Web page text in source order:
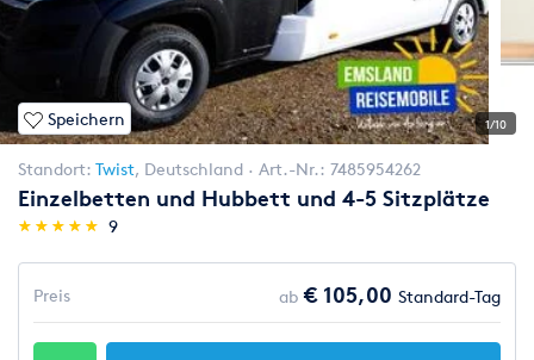
Speichern 1/10
Standort: Twist, Deutschland Art.-Nr.: 7485954262
Einzelbetten und Hubbett und 4-5 Sitzplätze
(*)
★
★
(*)★
★
(*) ★
★
(*) ★
★
(*) ★
★ 9
Preis ab € 105,00 Standard-Tag